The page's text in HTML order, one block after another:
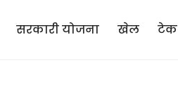
सरकारी योजना खेल टेक